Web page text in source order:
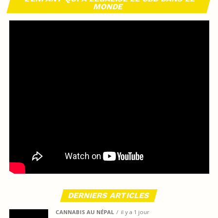
MONDE
DERNIERS ARTICLES
CANNABIS AU NÉPAL il y a 1 jour